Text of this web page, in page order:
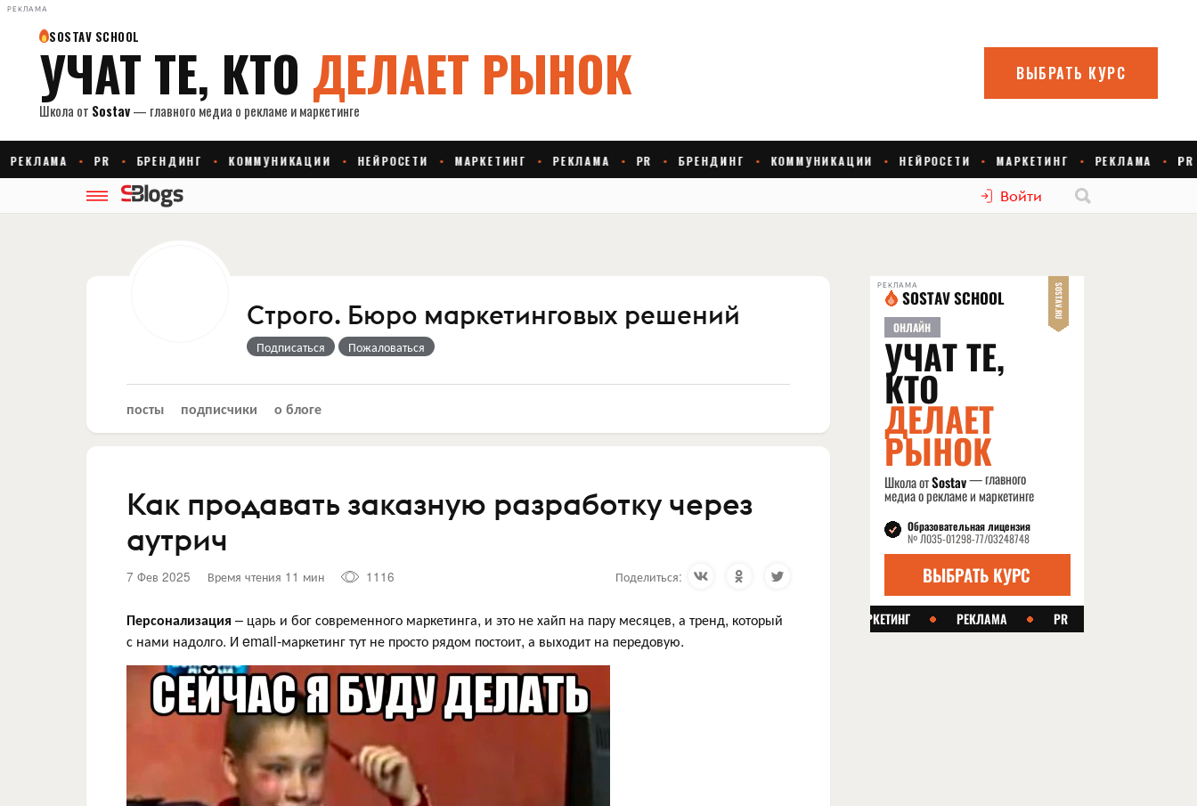
РЕКЛАМА
Войти
Строго. Бюро маркетинговых решений
Подписаться Пожаловаться
посты подписчики о блоге
Как продавать заказную разработку через
аутрич
7 Фев 2025 Время чтения 11 мин 1116 Поделиться:
Персонализация – царь и бог современного маркетинга, и это не хайп на пару месяцев, а тренд, который
с нами надолго. И email-маркетинг тут не просто рядом постоит, а выходит на передовую.
РЕКЛАМА